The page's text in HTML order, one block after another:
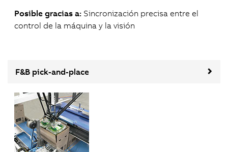
Posible gracias a: Sincronización precisa entre el
control de la máquina y la visión
F&B pick-and-place